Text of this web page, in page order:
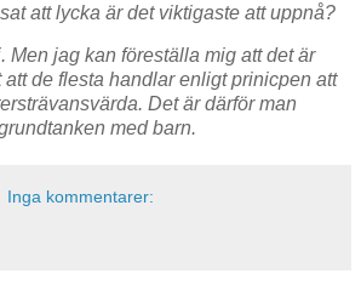
att lycka är det viktigaste att uppnå?
Men jag kan föreställa mig att det är
de flesta handlar enligt prinicpen att
Det är därför man
med barn.
Inga kommentarer: